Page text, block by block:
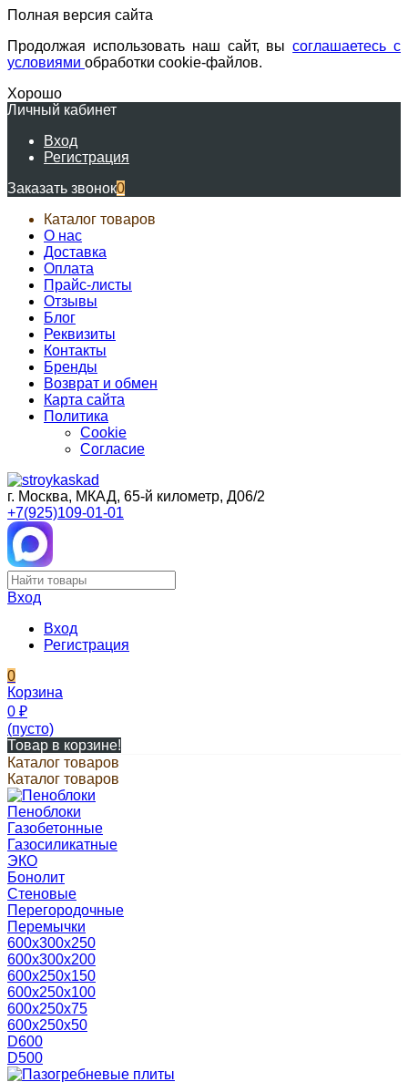
Полная версия сайта
Продолжая использовать наш сайт, высоглашаетесь с
условиями обработки cookie-файлов.
Хорошо
Личный кабинет
Вход
Регистрация
Заказать звонок0
Каталог товаров
О нас
Доставка
Оплата
Прайс-листы
Отзывы
Блог
Реквизиты
Контакты
Бренды
Возврат и обмен
Карта сайта
Политика
Cookie
Согласие
г. Москва, МКАД, 65-й километр, Д06/2
+7(925)109-01-01
Вход
Вход
Регистрация
0
Корзина
0 ₽
(пусто)
Товар в корзине!
Каталог товаров
Каталог товаров
Пеноблоки
Газобетонные
Газосиликатные
ЭКО
Бонолит
Стеновые
Перегородочные
Перемычки
600х300х250
600х300х200
600х250х150
600х250х100
600х250х75
600х250х50
D600
D500